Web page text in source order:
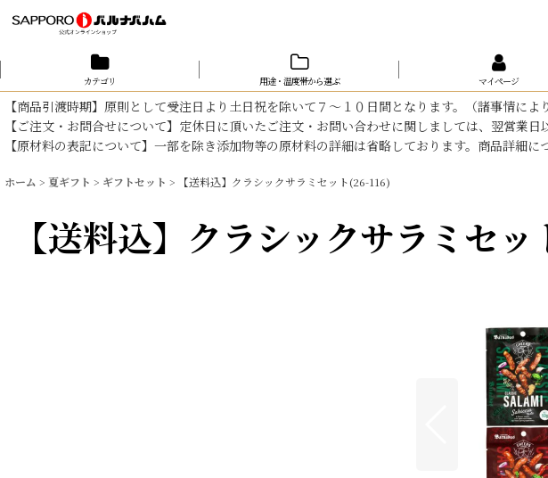
カテゴリ 用途・温度帯から選ぶ マイページ
【商品引渡時期】原則として受注日より土日祝を除いて７～１０日間となります。（諸事情によ
【ご注文・お問合せについて】定休日に頂いたご注文・お問い合わせに関しましては、翌営業日
【原材料の表記について】一部を除き添加物等の原材料の詳細は省略しております。商品詳細に
ホーム > 夏ギフト > ギフトセット > 【送料込】クラシックサラミセット(26-116)
【送料込】クラシックサラミセ